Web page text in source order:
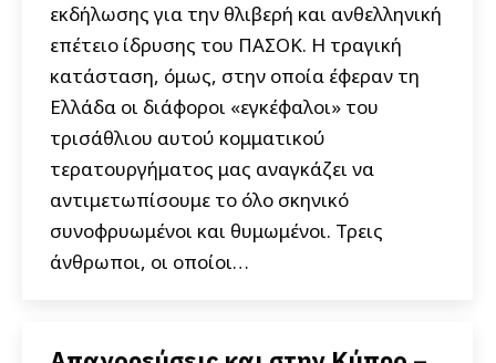
εκδήλωσης για την θλιβερή και ανθελληνική
επέτειο ίδρυσης του ΠΑΣΟΚ. Η τραγική
κατάσταση, όμως, στην οποία έφεραν τη
Ελλάδα οι διάφοροι «εγκέφαλοι» του
τρισάθλιου αυτού κομματικού
τερατουργήματος μας αναγκάζει να
αντιμετωπίσουμε το όλο σκηνικό
συνοφρυωμένοι και θυμωμένοι. Τρεις
άνθρωποι, οι οποίοι…